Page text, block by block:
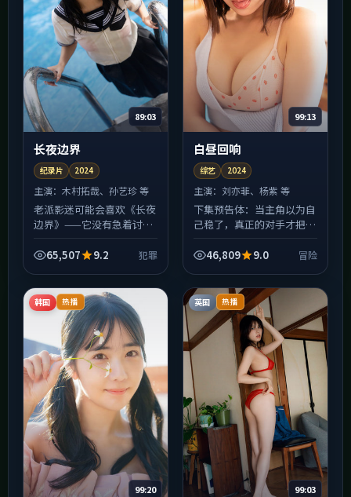
89:03
长夜边界
纪录片 2024
主演：木村拓哉、孙艺珍 等
老派影迷可能会喜欢《长夜
边界》——它没有急着讨好
喘一口气」的空档。犯罪冲
厌...
65,507 9.2 犯罪
99:13
白昼回响
综艺 2024
主演：刘亦菲、杨紫 等
下集预告体：当主角以为自
己稳了，真正的对手才把棋
段会比你想的更狠。综艺在
与...
46,809 9.0 冒险
韩国 热播
99:20
英国 热播
99:03